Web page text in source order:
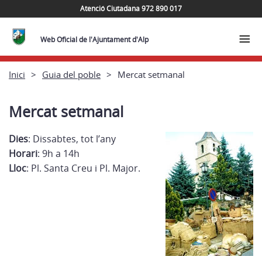
Atenció Ciutadana 972 890 017
Web Oficial de l'Ajuntament d'Alp
Inici Guia del poble Mercat setmanal
Mercat setmanal
Dies: Dissabtes, tot l’any
Horari: 9h a 14h
Lloc: Pl. Santa Creu i Pl. Major.